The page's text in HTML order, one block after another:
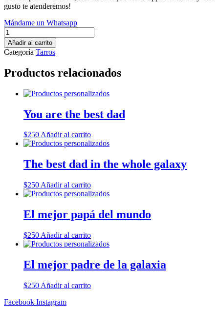
gusto te atenderemos!
Mándame un Whatsapp
Hay
gente
que
no
en
Añadir al carrito
Categoría Tarros
Productos relacionados
You are the best dad
$250Añadir al carrito
The best dad in the whole galaxy
$250 Añadir al carrito
El mejor papá del mundo
$250 Añadir al carrito
El mejor padre de la galaxia
$250 Añadir al carrito
Facebook Instagram